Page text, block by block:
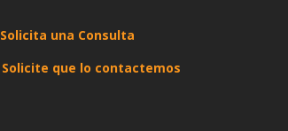
Solicita una Consulta
Solicite que lo contactemos